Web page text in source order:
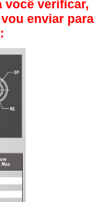
você verificar,
enviar para